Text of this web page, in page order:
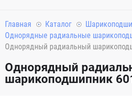
Главная Каталог
Однорядные радиальные
Однорядный радиальный
Однорядный
шарикоподшипник